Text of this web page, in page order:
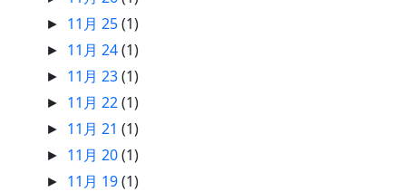
► 11月 25(1)
► 11月 24(1)
► 11月 23(1)
► 11月 22(1)
► 11月 21(1)
► 11月 20(1)
► 11月 19(1)